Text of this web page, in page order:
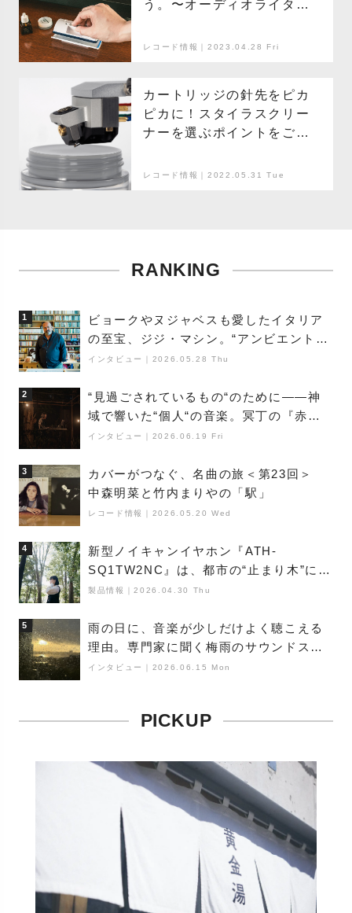
う。〜オーディオライター
レコード情報｜2023.04.28 Fri
カートリッジの針先をピカ
ピカに！スタイラスクリー
ナーを選ぶポイントをご紹
レコード情報｜2022.05.31 Tue
RANKING
1
ビョークやヌジャベスも愛したイタリア
の至宝、ジジ・マシン。“アンビエントの
巨匠”が明かす創作の原点と、「動き」に
インタビュー 2026.05.28 Thu
2
“見過ごされているもの“のために――神
域で響いた“個人“の音楽。冥丁の『赤城
夜神楽』をレポート
インタビュー 2026.06.19 Fri
3
カバーがつなぐ、名曲の旅＜第23回＞
中森明菜と竹内まりやの「駅」
レコード情報 2026.05.20 Wed
4
新型ノイキャンイヤホン『ATH-
SQ1TW2NC』は、都市の“止まり木”にな
り得るーシンガーソングライター浮
製品情報 ｜2026.04.30 Thu
5
雨の日に、音楽が少しだけよく聴こえる
理由。専門家に聞く梅雨のサウンドス
ケープ
インタビュー 2026.06.15 Mon
PICKUP